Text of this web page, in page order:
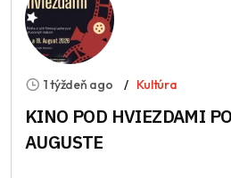
1 týždeň ago Kultúra
KINO POD HVIEZDAMI
AUGUSTE